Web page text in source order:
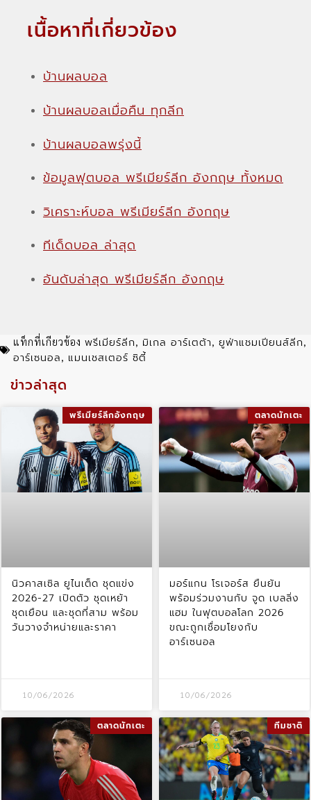
เนื้อหาที่เกี่ยวข้อง
บ้านผลบอล
บ้านผลบอลเมื่อคืน ทุกลีก
บ้านผลบอลพรุ่งนี้
ข้อมูลฟุตบอล พรีเมียร์ลีก อังกฤษ ทั้งหมด
วิเคราะห์บอล พรีเมียร์ลีก อังกฤษ
ทีเด็ดบอล ล่าสุด
อันดับล่าสุด พรีเมียร์ลีก อังกฤษ
แท็กที่เกียวข้อง พรีเมียร์ลีก, มิเกล อาร์เตต้า, ยูฟ่าแชมเปียนส์ลีก,
อาร์เซนอล, แมนเชสเตอร์ ซิตี้
ข่าวล่าสุด
พรีเมียร์ลีกอังกฤษ
นิวคาสเซิล ยูไนเต็ด ชุดแข่ง
2026-27 เปิดตัว ชุดเหย้า
ชุดเยือน และชุดที่สาม พร้อม
วันวางจำหน่ายและราคา
10/06/2026
ตลาดนักเตะ
มอร์แกน โรเจอร์ส ยืนยัน
พร้อมร่วมงานกับ จูด เบลลิ่ง
แฮม ในฟุตบอลโลก 2026
ขณะถูกเชื่อมโยงกับ
อาร์เซนอล
10/06/2026
ตลาดนักเตะ ทีมชาติ